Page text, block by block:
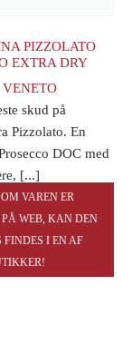
VAREN ER
WEB, KAN DEN
I EN AF
PIZZOLATO
EXTRA DRY
skud på
Pizzolato. En
DOC med
[...]